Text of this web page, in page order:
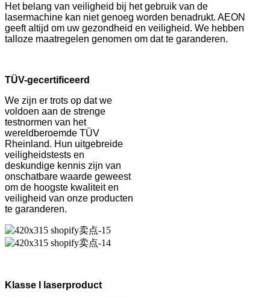
Het belang van veiligheid bij het gebruik van de
lasermachine kan niet genoeg worden benadrukt. AEON
geeft altijd om uw gezondheid en veiligheid. We hebben
talloze maatregelen genomen om dat te garanderen.
TÜV-gecertificeerd
We zijn er trots op dat we
voldoen aan de strenge
testnormen van het
wereldberoemde TÜV
Rheinland. Hun uitgebreide
veiligheidstests en
deskundige kennis zijn van
onschatbare waarde geweest
om de hoogste kwaliteit en
veiligheid van onze producten
te garanderen.
Klasse I laserproduct